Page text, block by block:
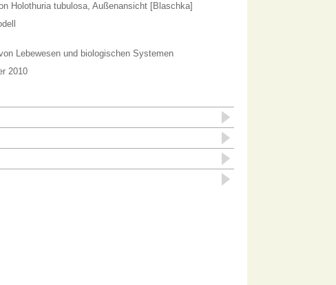
Holothuria tubulosa, Außenansicht [Blaschka]
Lebewesen und biologischen Systemen
2010